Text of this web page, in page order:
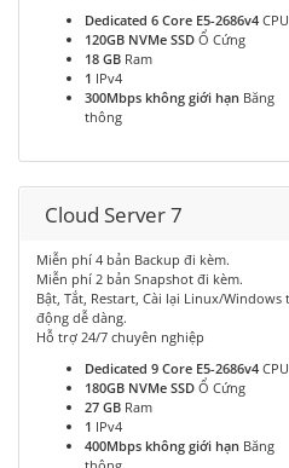
Dedicated 6 Core E5-2686v4 CPU
120GB NVMe SSD Ổ Cứng
18 GB Ram
1 IPv4
300Mbps không giới hạn Băng
thông
Cloud Server 7
Miễn phí 4 bản Backup đi kèm.
Miễn phí 2 bản Snapshot đi kèm.
Bật, Tắt, Restart, Cài lại Linux/Windows
động dễ dàng.
Hỗ trợ 24/7 chuyên nghiệp
Dedicated 9 Core E5-2686v4 CPU
180GB NVMe SSD Ổ Cứng
27 GB Ram
1 IPv4
400Mbps không giới hạn Băng